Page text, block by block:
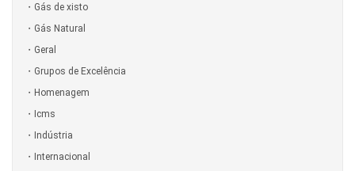
Gás de xisto
Gás Natural
Geral
Grupos de Excelência
Homenagem
Icms
Indústria
Internacional